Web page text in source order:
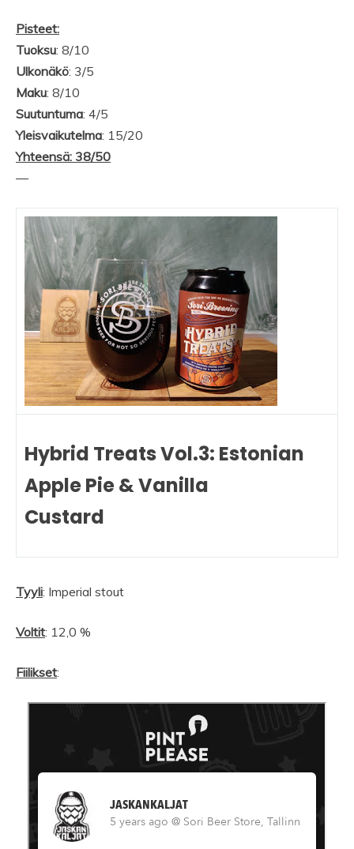
Pisteet:
Tuoksu: 8/10
Ulkonäkö: 3/5
Maku: 8/10
Suutuntuma: 4/5
Yleisvaikutelma: 15/20
Yhteensä: 38/50
—
Hybrid Treats Vol.3: Estonian
Apple Pie & Vanilla
Custard
Tyyli: Imperial stout
Voltit: 12,0 %
Fiilikset: